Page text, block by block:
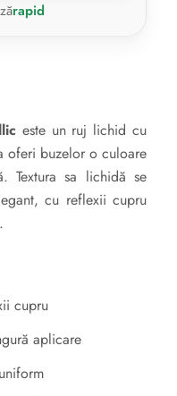
rapid
este un ruj lichid cu
oferi buzelor o culoare
Textura sa lichidă se
cu reflexii cupru
cupru
aplicare